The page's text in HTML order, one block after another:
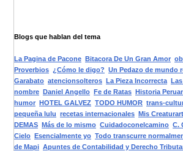
Blogs que hablan del tema
La Pagina de Pacone Bitacora De Un Gran Amor
Proverbios ¿Cómo le digo? Un Pedazo de mundo
Garabato atencionsolteros La Pieza Incorrecta
nombre Daniel Angello Fe de Ratas Historia
humor HOTEL GALVEZ TODO HUMOR trans-
pequeña lulu recetas internacionales Mis
DEMAS Más de lo mismo Cuidadoconelcamino C.
Cielo Esencialmente yo Todo transcurre
de Mapi Apuntes de Contabilidad y Derecho